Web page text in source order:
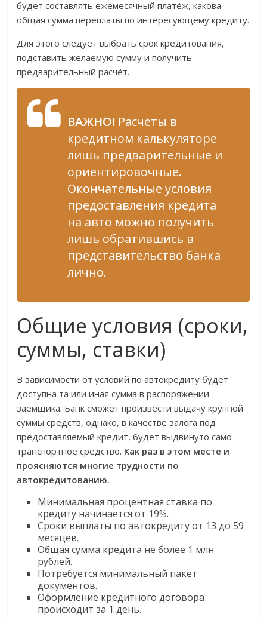
будет составлять ежемесячный платёж, какова
общая сумма переплаты по интересующему кредиту.
Для этого следует выбрать срок кредитования,
подставить желаемую сумму и получить
предварительный расчёт.
ВАЖНО! Расчёты в
кредитном калькуляторе
лишь предварительные и
ориентировочные.
Окончательные условия
предоставления кредита
на авто можно получить
лишь обратившись в
представительство банка
лично.
Общие условия (сроки,
суммы, ставки)
В зависимости от условий по автокредиту будет
доступна та или иная сумма в распоряжении
заёмщика. Банк сможет произвести выдачу крупной
суммы средств, однако, в качестве залога под
предоставляемый кредит, будет выдвинуто само
транспортное средство. Как раз в этом месте и
проясняются многие трудности по
автокредитованию.
Минимальная процентная ставка по
кредиту начинается от 19%.
Сроки выплаты по автокредиту от 13 до 59
месяцев.
Общая сумма кредита не более 1 млн
рублей.
Потребуется минимальный пакет
документов.
Оформление кредитного договора
происходит за 1 день.